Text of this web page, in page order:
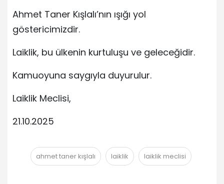
Ahmet Taner Kışlalı’nın ışığı yol
göstericimizdir.
Laiklik, bu ülkenin kurtuluşu ve geleceğidir.
Kamuoyuna saygıyla duyurulur.
Laiklik Meclisi,
21.10.2025
ahmet taner kışlalı laiklik laiklik meclisi